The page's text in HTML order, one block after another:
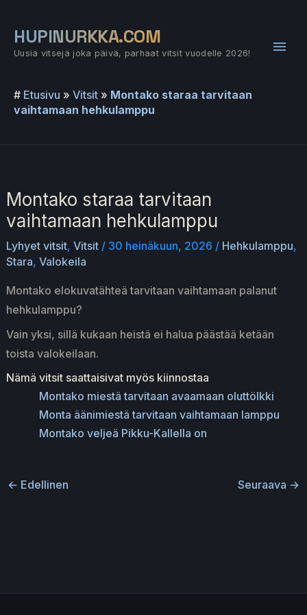
sisältöön
HUPINURKKA.COM
Uusia vitsejä joka päivä, parhaat vitsit vuodelle 2026!
# Etusivu » Vitsit » Montako staraa tarvitaan
vaihtamaan hehkulamppu
Montako staraa tarvitaan
vaihtamaan hehkulamppu
Lyhyet vitsit, Vitsit/ 30 heinäkuun, 2026 / Hehkulamppu,
Stara, Valokeila
Montako elokuvatähteä tarvitaan vaihtamaan palanut
hehkulamppu?
Vain yksi, sillä kukaan heistä ei halua päästää ketään
toista valokeilaan.
Nämä vitsit saattaisivat myös kiinnostaa
Montako miestä tarvitaan avaamaan oluttölkki
Monta äänimiestä tarvitaan vaihtamaan lamppu
Montako veljeä Pikku-Kallella on
← Edellinen Seuraava →